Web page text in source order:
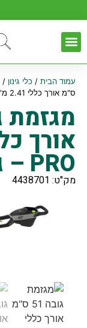
עמוד הבית/ כלי גינון /
ס"מ אורך כללי 2.41 מ' 80V PRO – גוף בלבד
PRO – גוף בלבד
מק"ט: 4438701